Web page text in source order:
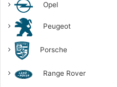
Opel
Peugeot
Porsche
Range Rover